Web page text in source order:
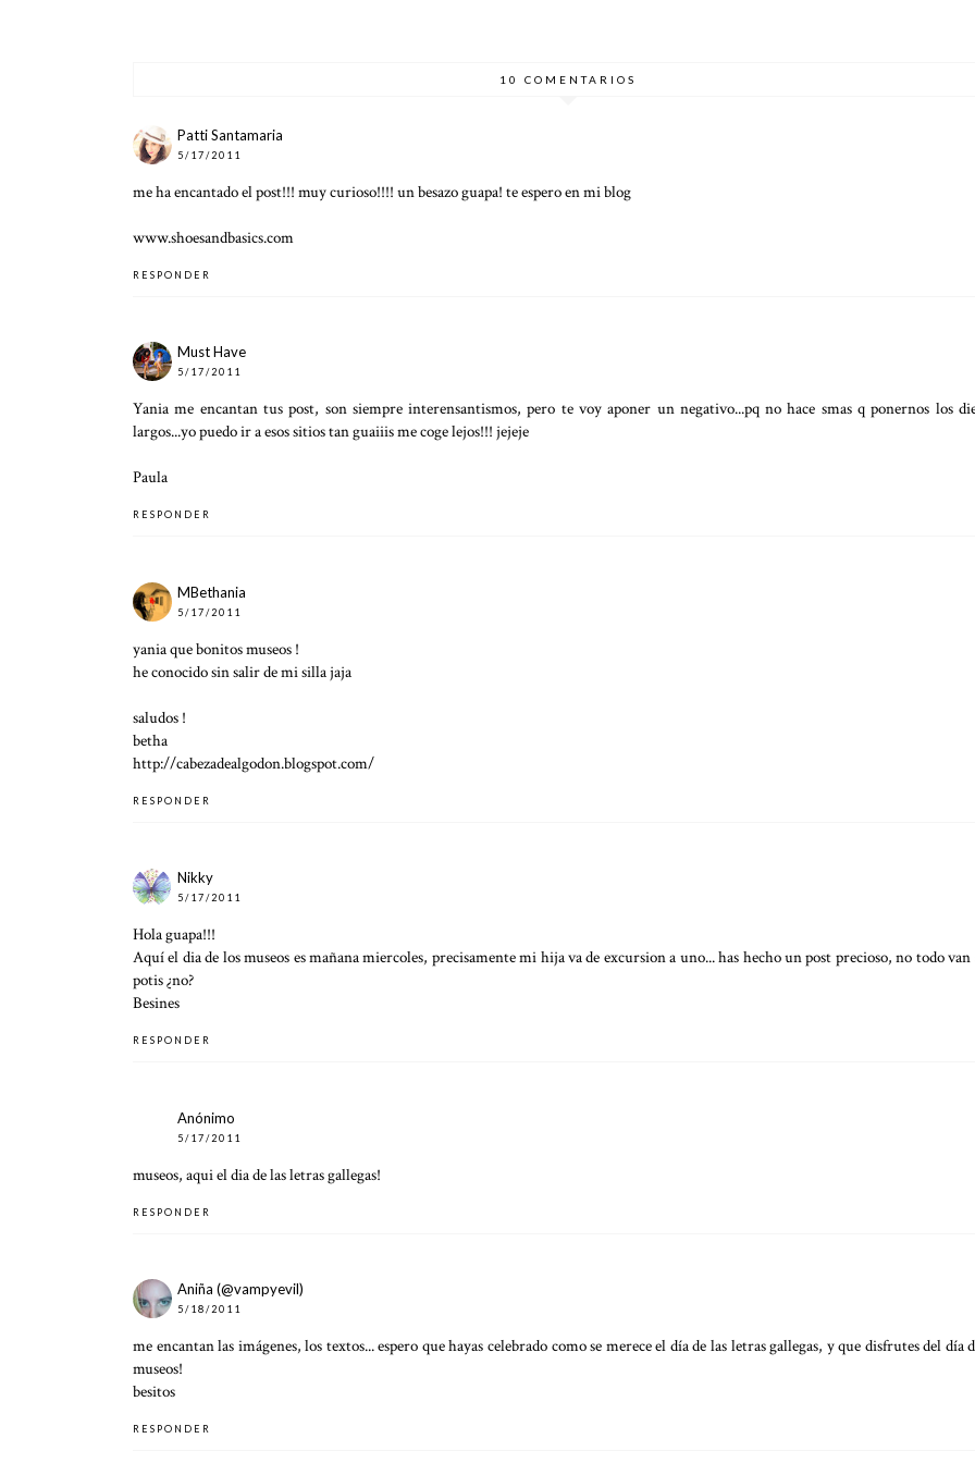
10 COMENTARIOS
Patti Santamaria
5/17/2011
me ha encantado el post!!! muy curioso!!!! un besazo guapa! te espero en mi blog
www.shoesandbasics.com
RESPONDER
Must Have
5/17/2011
Yania me encantan tus post, son siempre interensantismos, pero te voy aponer un negativo...pq no hace smas q ponernos los
largos...yo puedo ir a esos sitios tan guaiiis me coge lejos!!! jejeje
Paula
RESPONDER
MBethania
5/17/2011
yania que bonitos museos !
he conocido sin salir de mi silla jaja
saludos !
betha
http://cabezadealgodon.blogspot.com/
RESPONDER
Nikky
5/17/2011
Hola guapa!!!
Aquí el dia de los museos es mañana miercoles, precisamente mi hija va de excursion a uno... has hecho un post precioso, no todo van
potis ¿no?
Besines
RESPONDER
Anónimo
5/17/2011
museos, aqui el dia de las letras gallegas!
RESPONDER
Aniña (@vampyevil)
5/18/2011
me encantan las imágenes, los textos... espero que hayas celebrado como se merece el día de las letras gallegas, y que disfrutes del día
museos!
besitos
RESPONDER